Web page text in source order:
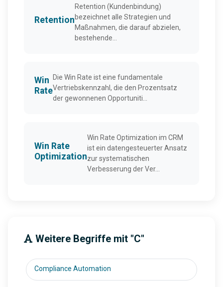
Retention
Retention (Kundenbindung)
bezeichnet alle Strategien und
Maßnahmen, die darauf abzielen,
bestehende...
Win
Rate
Die Win Rate ist eine fundamentale
Vertriebskennzahl, die den Prozentsatz
der gewonnenen Opportuniti...
Win Rate
Optimization
Win Rate Optimization im CRM
ist ein datengesteuerter Ansatz
zur systematischen
Verbesserung der Ver...
Weitere Begriffe mit "C"
Compliance Automation